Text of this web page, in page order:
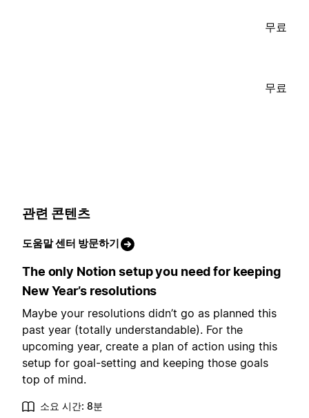
무료
무료
관련 콘텐츠
도움말 센터 방문하기
The only Notion setup you need for keeping
New Year’s resolutions
Maybe your resolutions didn’t go as planned this
past year (totally understandable). For the
upcoming year, create a plan of action using this
setup for goal-setting and keeping those goals
top of mind.
소요 시간: 8분